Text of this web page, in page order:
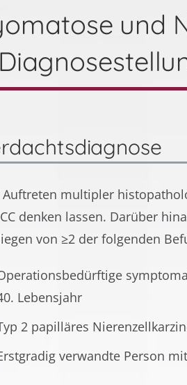
und
Auftreten multipler
denken lassen. Darüber
von ≥2 der folgenden
Lebensjahr
2 papilläres
verwandte Person